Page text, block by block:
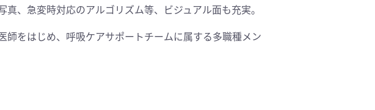
、急変時対応のアルゴリズム等、ビジュアル面も充実。
師をはじめ、呼吸ケアサポートチームに属する多職種メン